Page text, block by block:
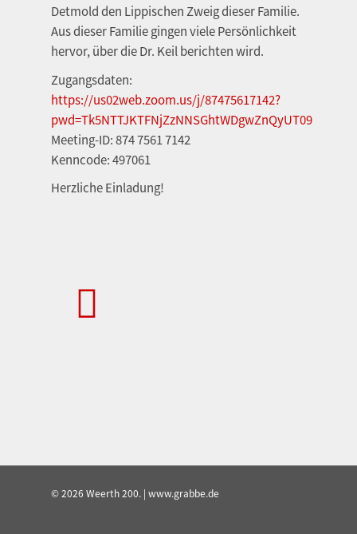
Detmold den Lippischen Zweig dieser Familie.
Aus dieser Familie gingen viele Persönlichkeit
hervor, über die Dr. Keil berichten wird.
Zugangsdaten:
https://us02web.zoom.us/j/87475617142?
pwd=Tk5NTTJKTFNjZzNNSGhtWDgwZnQyUT09
Meeting-ID: 874 7561 7142
Kenncode: 497061
Herzliche Einladung!
© 2026 Weerth 200. | www.grabbe.de